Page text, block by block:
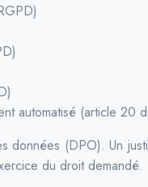
automatisé (article 20
(DPO). Un
du droit demandé.